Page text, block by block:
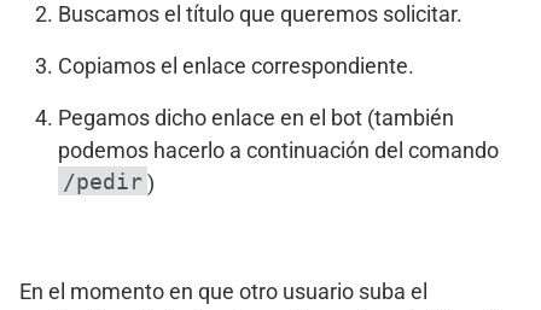
Buscamos el título que queremos solicitar.
Copiamos el enlace correspondiente.
Pegamos dicho enlace en el bot (también
podemos hacerlo a continuación del comando
/pedir)
En el momento en que otro usuario suba el